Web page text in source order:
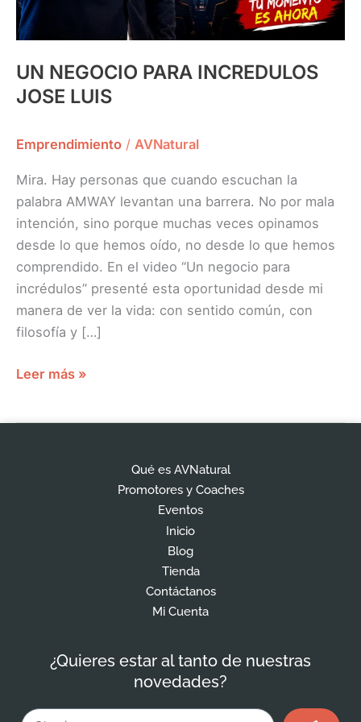
UN NEGOCIO PARA INCREDULOS
JOSE LUIS
Emprendimiento / AVNatural
Mira. Hay personas que cuando escuchan la
palabra AMWAY levantan una barrera. No por mala
intención, sino porque muchas veces opinamos
desde lo que hemos oído, no desde lo que hemos
comprendido. En el video “Un negocio para
incrédulos” presenté esta oportunidad desde mi
manera de ver la vida: con sentido común, con
filosofía y […]
Leer más »
Qué es AVNatural
Promotores y Coaches
Eventos
Inicio
Blog
Tienda
Contáctanos
Mi Cuenta
¿Quieres estar al tanto de nuestras
novedades?
Email Enviar